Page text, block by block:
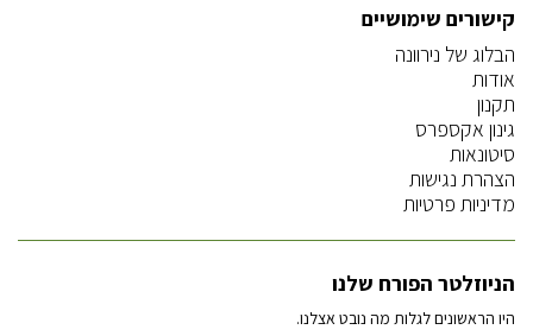
קישורים שימושיים
הבלוג של נירוונה
אודות
תקנון
גינון אקספרס
סיטונאות
הצהרת נגישות
מדיניות פרטיות
הניוזלטר הפורח שלנו
היו הראשונים לגלות מה נובט אצלנו.